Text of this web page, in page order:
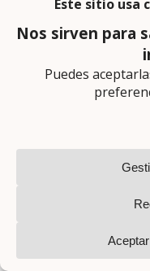
Lector Cero.
puedes